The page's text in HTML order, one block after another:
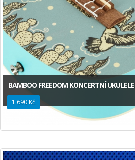
BAMBOO FREEDOM KONCERTNÍ UKULELE
1 690 Kč